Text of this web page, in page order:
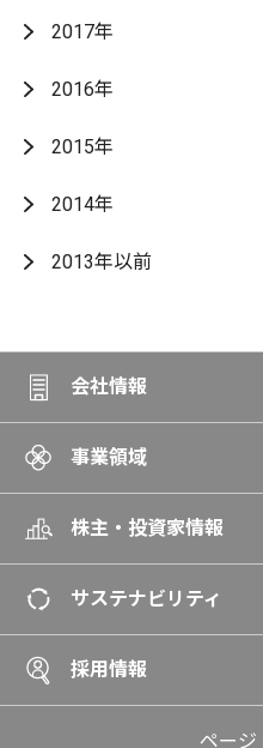
2017年
2016年
2015年
2014年
2013年以前
会社情報
事業領域
株主・投資家情報
サステナビリティ
採用情報
ページ